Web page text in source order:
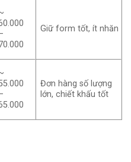
Giữ form tốt, ít nhăn
Đơn hàng số lượng
lớn, chiết khấu tốt